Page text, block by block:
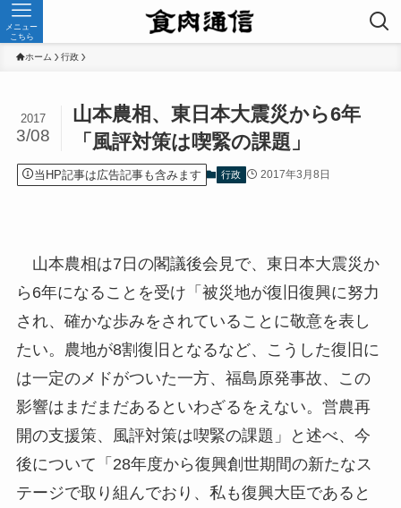
メニュー
こちら
ホーム 行政
山本農相、東日本大震災から6年
「風評対策は喫緊の課題」
2017
3/08
当HP記事は広告記事も含みます 行政 2017年3月8日
山本農相は7日の閣議後会見で、東日本大震災か
ら6年になることを受け「被災地が復旧復興に努力
され、確かな歩みをされていることに敬意を表し
たい。農地が8割復旧となるなど、こうした復旧に
は一定のメドがついた一方、福島原発事故、この
影響はまだまだあるといわざるをえない。営農再
開の支援策、風評対策は喫緊の課題」と述べ、今
後について「28年度から復興創世期間の新たなス
テージで取り組んでおり、私も復興大臣であると